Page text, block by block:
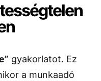
gyakorlatot. Ez
a munkaadó